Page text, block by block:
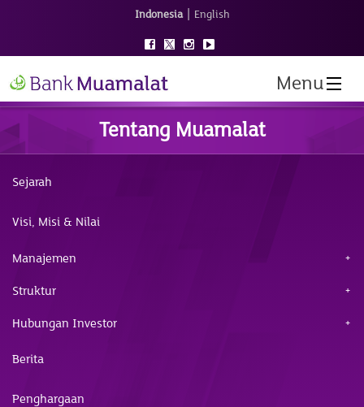
Indonesia | English
Menu
Tentang Muamalat
Sejarah
Visi, Misi & Nilai
Manajemen
Struktur
Hubungan Investor
Berita
Penghargaan